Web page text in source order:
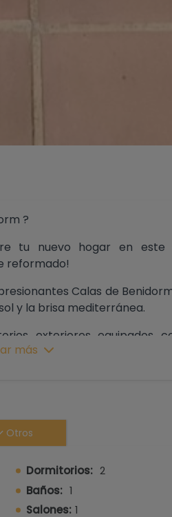
?
tu nuevo hogar en este
reformado!
Calas de
y la brisa mediterránea.
exteriores equipados
espacio y el almacenamiento.
La cocina, con galería, es
comidas. Además, el
ajardinadas y una piscina
más
Otros
Dormitorios: 2
Baños: 1
Salones: 1